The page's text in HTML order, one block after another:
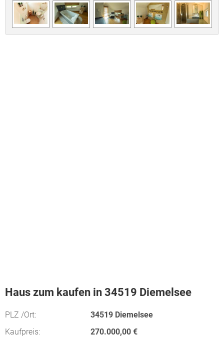
Haus zum kaufen in 34519 Diemelsee
PLZ /Ort:
34519 Diemelsee
Kaufpreis:
270.000,00 €